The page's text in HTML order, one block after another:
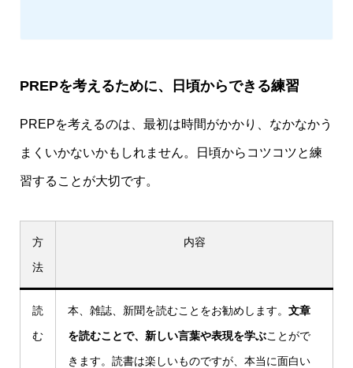
PREPを考えるために、日頃からできる練習
PREPを考えるのは、最初は時間がかかり、なかなかう
まくいかないかもしれません。日頃からコツコツと練
習することが大切です。
方
法
内容
読
む
本、雑誌、新聞を読むことをお勧めします。 文章
を読むことで、新しい言葉や表現を学ぶことがで
きます。読書は楽しいものですが、本当に面白い